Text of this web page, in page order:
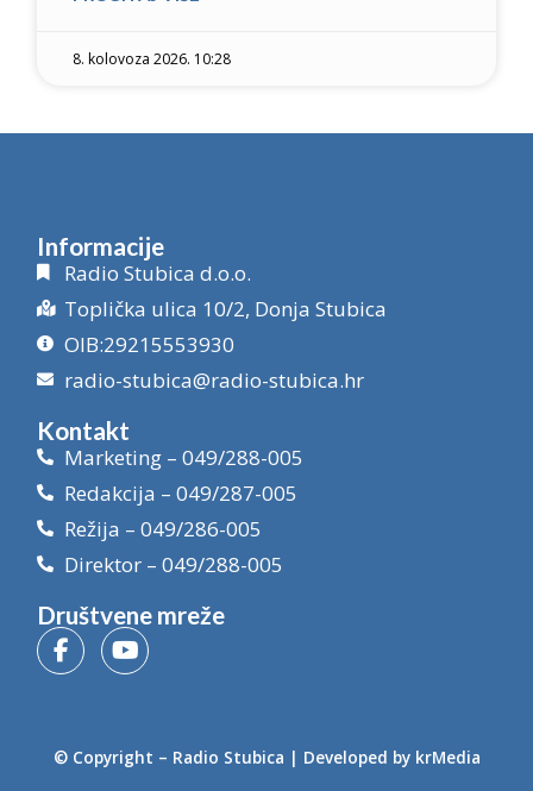
8. kolovoza 2026. 10:28
Informacije
Radio Stubica d.o.o.
Toplička ulica 10/2, Donja Stubica
OIB:29215553930
radio-stubica@radio-stubica.hr
Kontakt
Marketing – 049/288-005
Redakcija – 049/287-005
Režija – 049/286-005
Direktor – 049/288-005
Društvene mreže
© Copyright – Radio Stubica | Developed by krMedia